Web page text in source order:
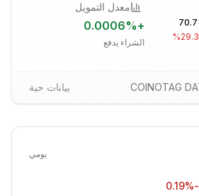
70.7
29.3
%
معدل التمويل
+
0.0006%
الشراء يدفع
بيانات حية
يومي
-0.19%